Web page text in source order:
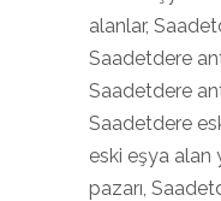
alanlar,
Saadetdere
Saadetdere
Saadetdere
eski eşya alan
pazarı,